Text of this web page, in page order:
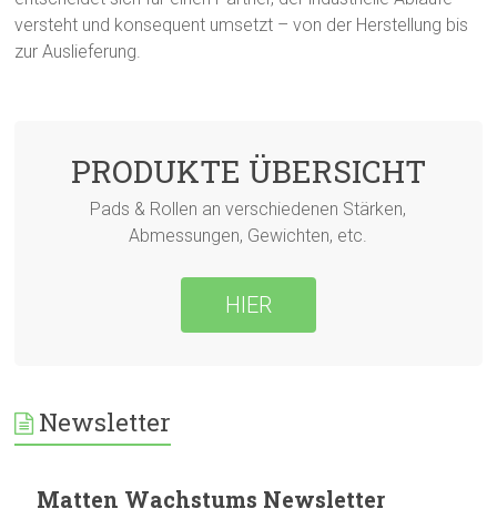
versteht und konsequent umsetzt – von der Herstellung bis
zur Auslieferung.
PRODUKTE ÜBERSICHT
Pads & Rollen an verschiedenen Stärken,
Abmessungen, Gewichten, etc.
HIER
Newsletter
Matten Wachstums Newsletter